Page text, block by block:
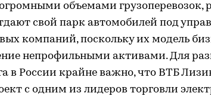
объемами грузоперевозок,
свой парк автомобилей под
компаний, поскольку их модель
непрофильными активами. Для
в России крайне важно, что ВТБ
с одним из лидеров торговли